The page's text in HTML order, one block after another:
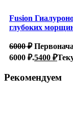
Fusion
глубоких
6000₽
6000 ₽.5400 ₽
Рекомендуем